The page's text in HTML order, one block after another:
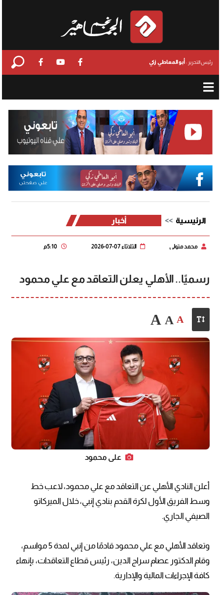
رئيس التحرير : أبو المعاطي زكي
الرئيسية أخبار
محمد متولي الثلاثاء 07-07-2026 5:10 م
رسميًا.. الأهلي يعلن التعاقد مع علي محمود
A
A
A
علي محمود
أعلن النادي الأهلي عن التعاقد مع علي محمود، لاعب خط
وسط الفريق الأول لكرة القدم بنادي إنبي، خلال الميركاتو
الصيفي الجاري.
وتعاقد الأهلي مع علي محمود قادمًا من إنبي لمدة 5 مواسم،
وقام الدكتور عصام سراج الدين، رئيس قطاع التعاقدات، بإنهاء
كافة الإجراءات المالية والإدارية.